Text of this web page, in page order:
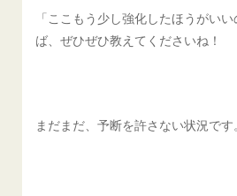
「ここもう少し強化したほうがい
ば、ぜひぜひ教えてくださいね！
まだまだ、予断を許さない状況です。